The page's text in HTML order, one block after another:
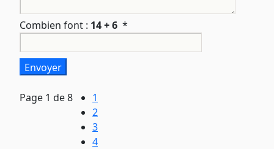
Combien font : 14 + 6 *
Page 1 de 8
1
2
3
4